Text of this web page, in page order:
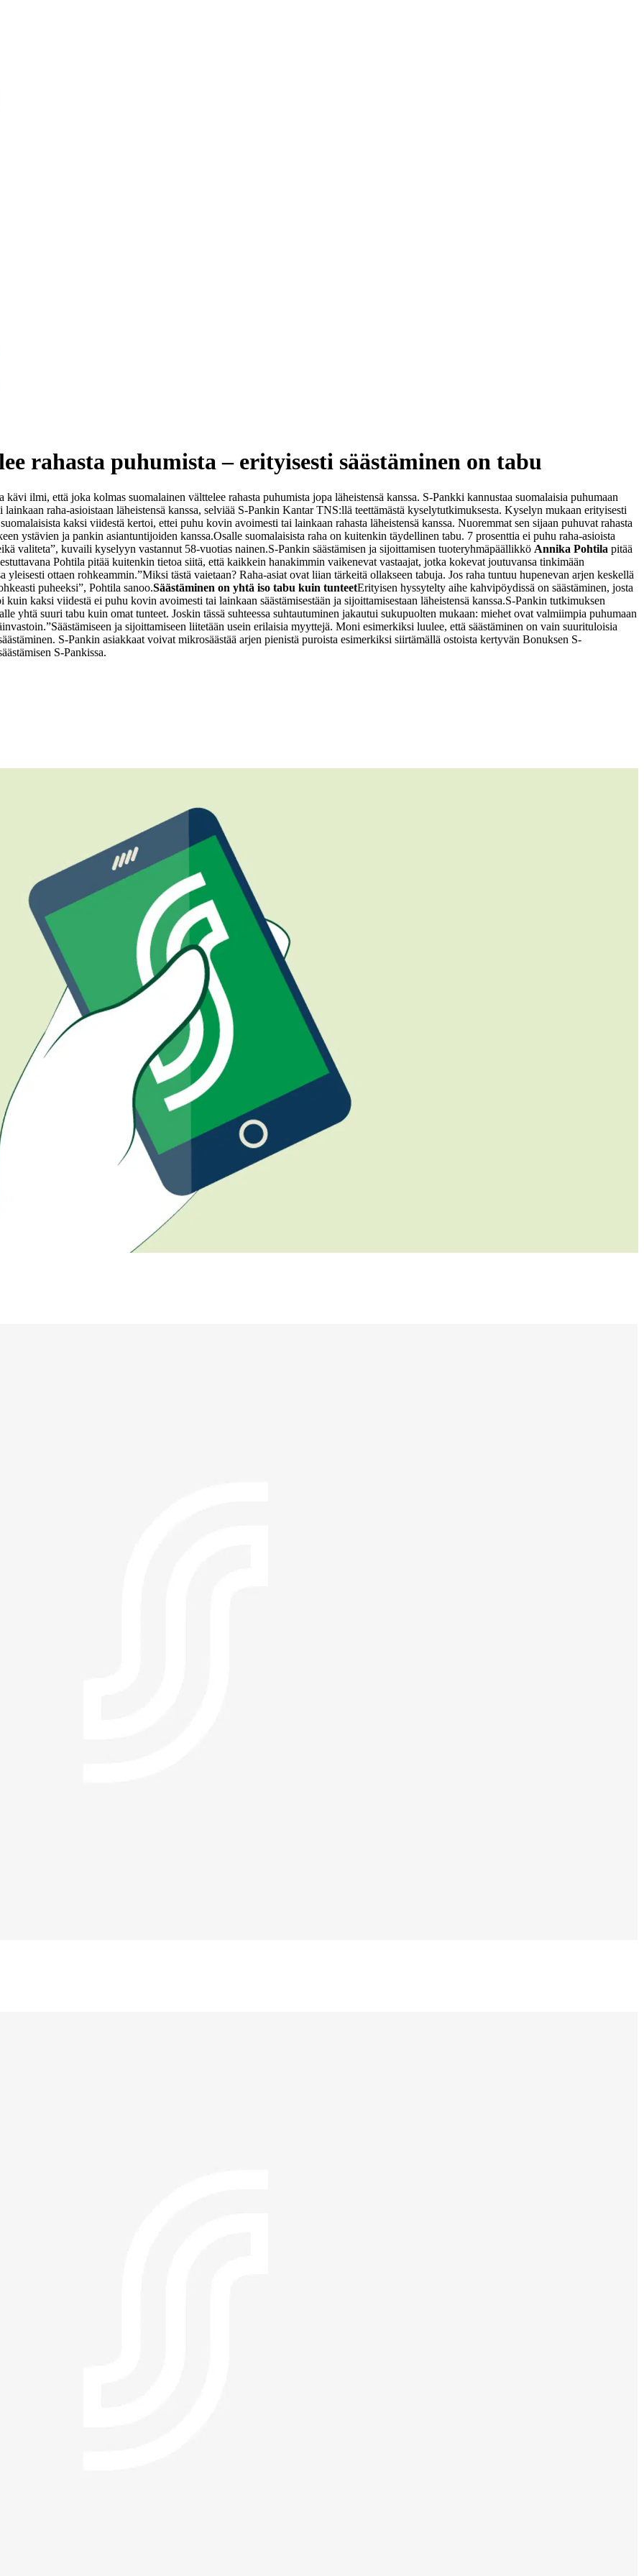
rahasta puhumista – erityisesti säästäminen on tabu
ilmi, että joka kolmas suomalainen välttelee rahasta puhumista jopa läheistensä kanssa. S-Pankki kannustaa suomalaisia puhumaan
raha-asioistaan läheistensä kanssa, selviää S-Pankin Kantar TNS:llä teettämästä kyselytutkimuksesta. Kyselyn mukaan erityisesti
kaksi viidestä kertoi, ettei puhu kovin avoimesti tai lainkaan rahasta läheistensä kanssa. Nuoremmat sen sijaan puhuvat rahasta
ystävien ja pankin asiantuntijoiden kanssa.Osalle suomalaisista raha on kuitenkin täydellinen tabu. 7 prosenttia ei puhu raha-asioista
valiteta”, kuvaili kyselyyn vastannut 58-vuotias nainen.S-Pankin säästämisen ja sijoittamisen tuoteryhmäpäällikkö Annika Pohtila pitää
Pohtila pitää kuitenkin tietoa siitä, että kaikkein hanakimmin vaikenevat vastaajat, jotka kokevat joutuvansa tinkimään
yleisesti ottaen rohkeammin.”Miksi tästä vaietaan? Raha-asiat ovat liian tärkeitä ollakseen tabuja. Jos raha tuntuu hupenevan arjen keskellä
puheeksi”, Pohtila sanoo.Säästäminen on yhtä iso tabu kuin tunteetErityisen hyssytelty aihe kahvipöydissä on säästäminen, josta
kaksi viidestä ei puhu kovin avoimesti tai lainkaan säästämisestään ja sijoittamisestaan läheistensä kanssa.S-Pankin tutkimuksen
yhtä suuri tabu kuin omat tunteet. Joskin tässä suhteessa suhtautuminen jakautui sukupuolten mukaan: miehet ovat valmiimpia puhumaan
”Säästämiseen ja sijoittamiseen liitetään usein erilaisia myyttejä. Moni esimerkiksi luulee, että säästäminen on vain suurituloisia
S-Pankin asiakkaat voivat mikrosäästää arjen pienistä puroista esimerkiksi siirtämällä ostoista kertyvän Bonuksen S-
S-Pankissa.